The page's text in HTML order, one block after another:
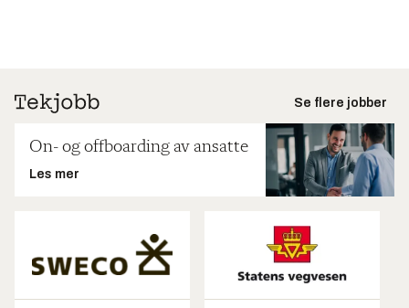
Se flere jobber
On- og offboarding av ansatte
Les mer